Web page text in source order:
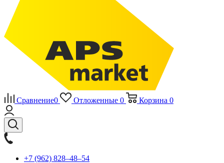
Сравнение0 Отложенные 0 Корзина 0
+7 (962) 828‒48‒54